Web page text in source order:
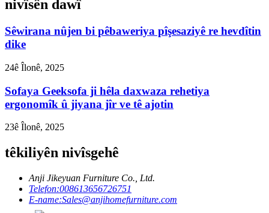
nivîsên dawî
Sêwirana nûjen bi pêbaweriya pîşesaziyê re hevdîtin
dike
24ê Îlonê, 2025
Sofaya Geeksofa ji hêla daxwaza rehetiya
ergonomîk û jiyana jîr ve tê ajotin
23ê Îlonê, 2025
têkiliyên nivîsgehê
Anji Jikeyuan Furniture Co., Ltd.
Telefon:008613656726751
E-name:Sales@anjihomefurniture.com